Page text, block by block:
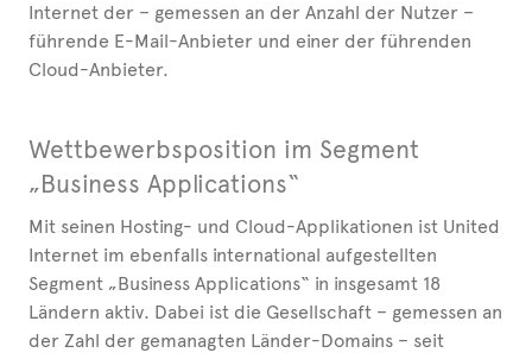
Internet der – gemessen an der Anzahl der Nutzer –
führende E-Mail-Anbieter und einer der führenden
Cloud-Anbieter.
Wettbewerbsposition im Segment
„Business Applications“
Mit seinen Hosting- und Cloud-Applikationen ist United
Internet im ebenfalls international aufgestellten
Segment „Business Applications“ in insgesamt 18
Ländern aktiv. Dabei ist die Gesellschaft – gemessen an
der Zahl der gemanagten Länder-Domains – seit